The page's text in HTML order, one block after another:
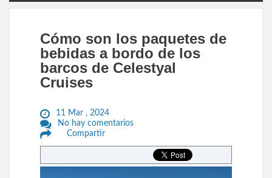
Cómo son los paquetes de
bebidas a bordo de los
barcos de Celestyal
Cruises
11 Mar , 2024
No hay comentarios
Compartir